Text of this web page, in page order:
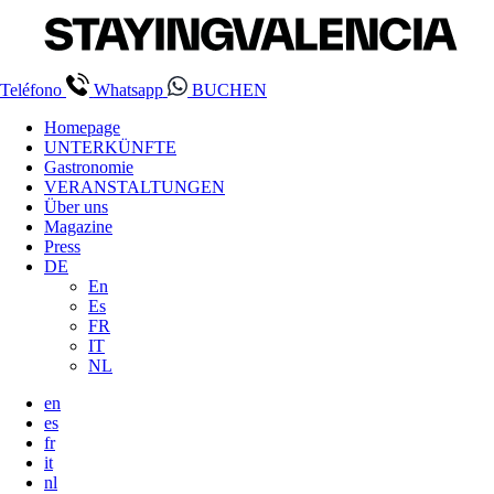
Teléfono Whatsapp
BUCHEN
Homepage
UNTERKÜNFTE
Gastronomie
VERANSTALTUNGEN
Über uns
Magazine
Press
DE
En
Es
FR
IT
NL
en
es
fr
it
nl